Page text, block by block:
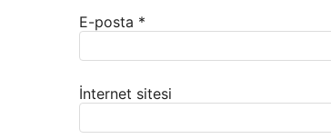
E-posta *
İnternet sitesi